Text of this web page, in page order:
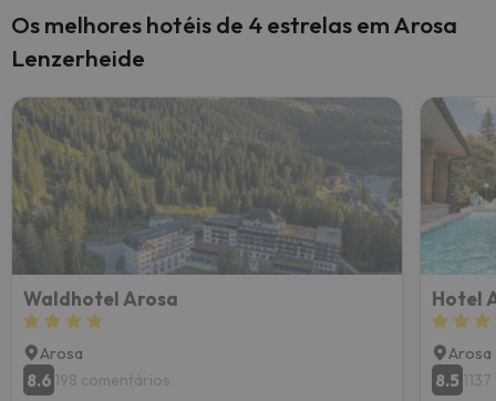
Os melhores hotéis de 4 estrelas em Arosa
Lenzerheide
Waldhotel Arosa
Arosa
8.6 198 comentários
Arosa
8.5